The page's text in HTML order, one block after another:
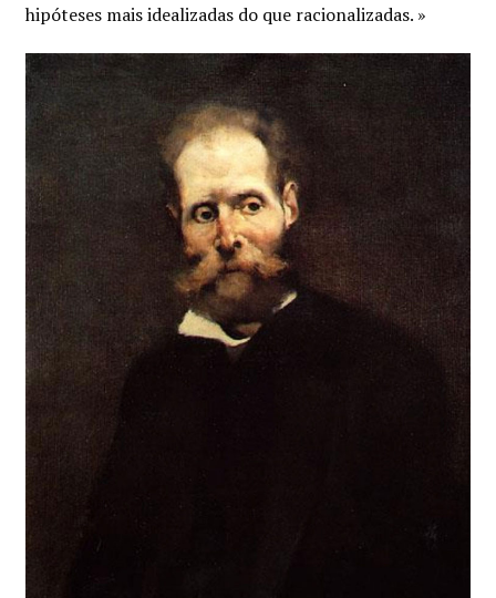
hipóteses mais idealizadas do que racionalizadas. »